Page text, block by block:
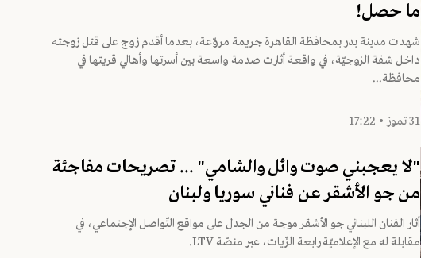
ما حصل!
شهدت مدينة بدر بمحافظة القاهرة جريمة مروّعة، بعدما أقدم زوج على قتل زوجته
داخل شقة الزوجيّة، في واقعة أثارت صدمة واسعة بين أسرتها وأهالي قريتها في
محافظة...
31 تموز • 17:22
"لا يعجبني صوت وائل والشامي" ... تصريحات مفاجئة
من جو الأشقر عن فناني سوريا ولبنان
أثار الفنان اللبناني جو الأشقر موجة من الجدل على مواقع التّواصل الإجتماعي، في
مقابلة له مع الإعلاميّة رابعة الزّيات، عبر منصّة LTV.